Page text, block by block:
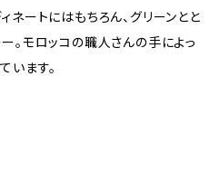
ネートにはもちろん、グリーンとと
。モロッコの職人さんの手によっ
います。